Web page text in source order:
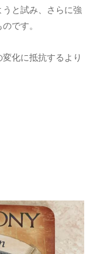
と試み、さらに強
です。
化に抵抗するより